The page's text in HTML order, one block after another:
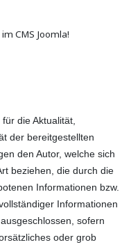
CMS Joomla!
die Aktualität,
der bereitgestellten
den Autor, welche sich
beziehen, die durch die
Informationen bzw.
Informationen
sofern
oder grob